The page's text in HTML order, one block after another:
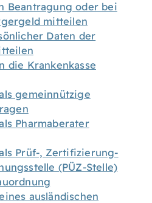
Beantragung oder bei
mitteilen
Daten der
die Krankenkasse
gemeinnützige
Pharmaberater
Prüf-, Zertifizierung-
(PÜZ-Stelle)
ausländischen